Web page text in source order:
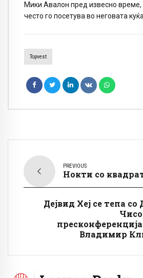
Мики Авалон пред извесно време,
често го посетува во неговата
Topvest
PREVIOUS
Нокти со
Дејвид Хеј се тепа со
Владимир